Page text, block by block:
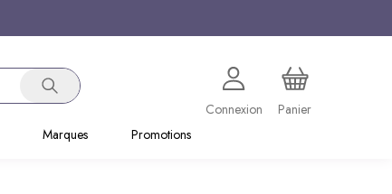
Connexion
Panier
Marques Promotions